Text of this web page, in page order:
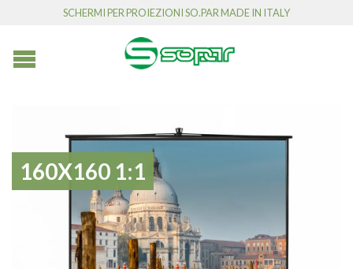
SCHERMI PER PROIEZIONI SO.PAR MADE IN ITALY
160X160 1:1